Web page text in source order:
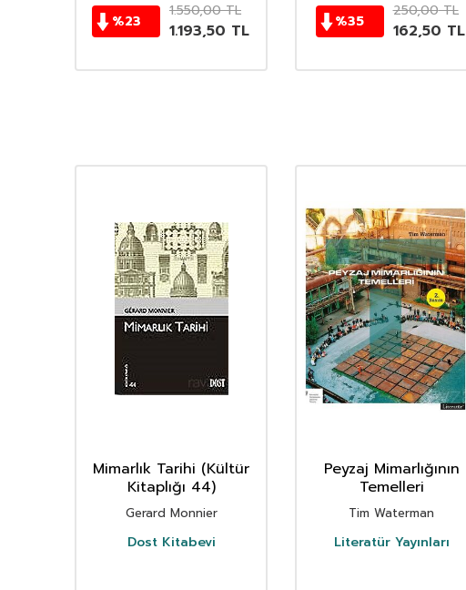
%23
1.550,00TL
1.193,50 TL %35
250,00TL
162,50 TL
Mimarlık Tarihi (Kültür
Kitaplığı 44)
Gerard Monnier
Dost Kitabevi
Peyzaj Mimarlığının
Temelleri
Tim Waterman
Literatür Yayınları